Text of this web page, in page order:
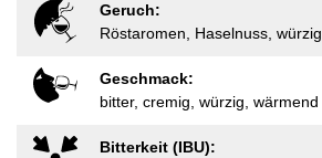
Geruch:
Röstaromen, Haselnuss, würzig
Geschmack:
bitter, cremig, würzig, wärmend
Bitterkeit (IBU):